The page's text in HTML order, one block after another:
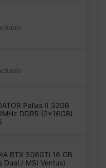
Pallas II 32GB
DDR5 (2x16GB)
RTX 5060Ti 16 GB
Dual / MSI Ventus)